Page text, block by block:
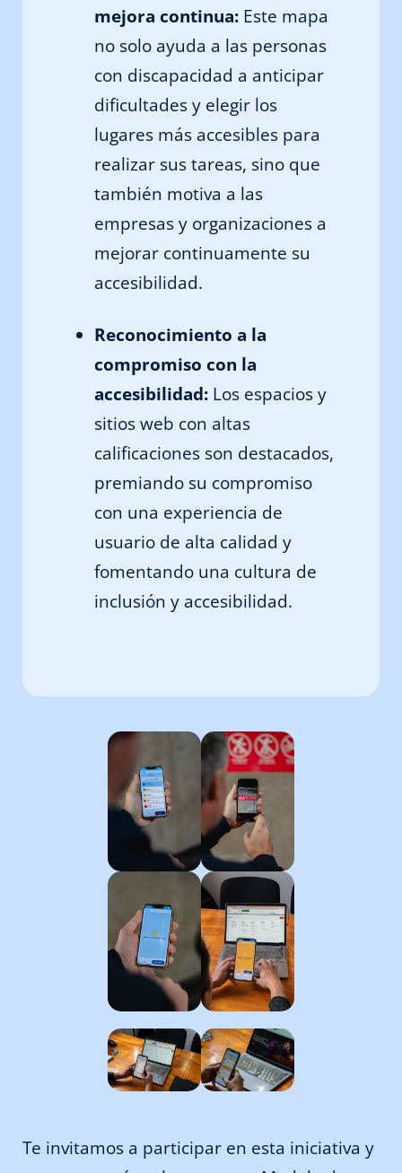
mejora continua: Este mapa
no solo ayuda a las personas
con discapacidad a anticipar
dificultades y elegir los
lugares más accesibles para
realizar sus tareas, sino que
también motiva a las
empresas y organizaciones a
mejorar continuamente su
accesibilidad.
Reconocimiento a la
compromiso con la
accesibilidad: Los espacios y
sitios web con altas
calificaciones son destacados,
premiando su compromiso
con una experiencia de
usuario de alta calidad y
fomentando una cultura de
inclusión y accesibilidad.
Te invitamos a participar en esta iniciativa y